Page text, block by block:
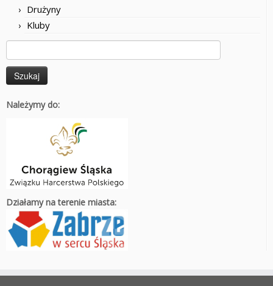
Drużyny
Kluby
Należymy do:
Działamy na terenie miasta: